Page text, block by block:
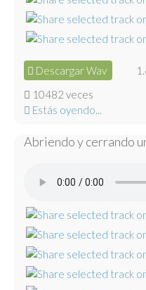
Descargar Wav
10482 veces
Estás oyendo...
Abriendo y cerrando